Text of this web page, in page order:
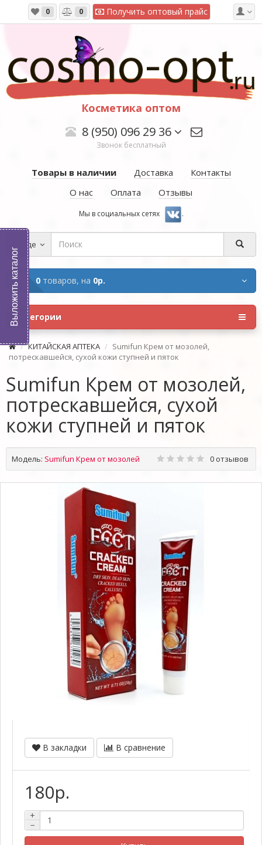
0 0 Получить оптовый прайс
Косметика оптом
8 (950) 096 29 36
Звонок бесплатный
Товары в наличии Доставка
Контакты
О нас
Оплата Отзывы
Мы в социальных сетях .
Везде
0 товаров, на 0р.
Категории
КИТАЙСКАЯ АПТЕКА
Sumifun Крем от мозолей,
потрескавшейся, сухой кожи ступней и пяток
Sumifun Крем от мозолей,
потрескавшейся, сухой
кожи ступней и пяток
Модель: Sumifun Крем от мозолей 0 отзывов
В закладки В сравнение
180р.
+
−
Выложить каталог